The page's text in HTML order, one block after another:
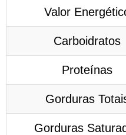
Valor
Carboidratos
Proteínas
Gorduras
Gorduras